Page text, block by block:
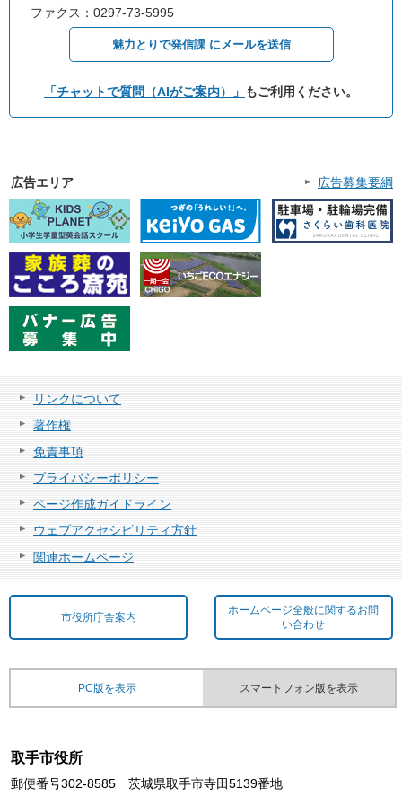
ファクス：0297-73-5995
魅力とりで発信課 にメールを送信
「チャットで質問（AIがご案内）」 もご利用ください。
広告エリア 広告募集要綱
リンクについて
著作権
免責事項
プライバシーポリシー
ページ作成ガイドライン
ウェブアクセシビリティ方針
関連ホームページ
市役所庁舎案内
ホームページ全般に関するお問
い合わせ
PC版を表示 スマートフォン版を表示
取手市役所
郵便番号302-8585 茨城県取手市寺田5139番地